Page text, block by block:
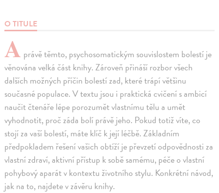
O TITULE
A právě těmto, psychosomatickým souvislostem bolestí je
věnována velká část knihy. Zároveň přináší rozbor všech
dalších možných příčin bolestí zad, které trápí většinu
současné populace. V textu jsou i praktická cvičení s ambicí
naučit čtenáře lépe porozumět vlastnímu tělu a umět
vyhodnotit, proč záda bolí právě jeho. Pokud totiž víte, co
stojí za vaší bolestí, máte klíč k její léčbě. Základním
předpokladem řešení vašich obtíží je převzetí odpovědnosti za
vlastní zdraví, aktivní přístup k sobě samému, péče o vlastní
pohybový aparát v kontextu životního stylu. Konkrétní návod,
jak na to, najdete v závěru knihy.